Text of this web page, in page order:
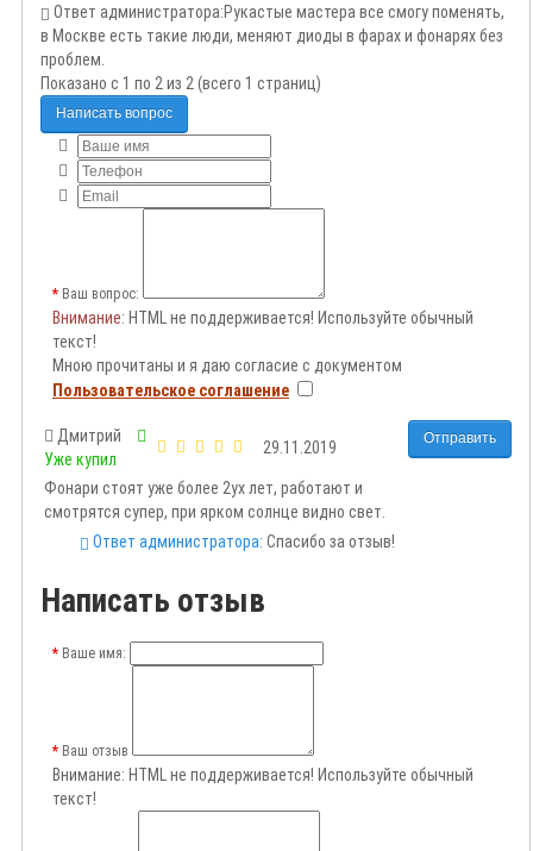
Ответ администратора:Рукастые мастера все смогу поменять,
в Москве есть такие люди, меняют диоды в фарах и фонарях без
проблем.
Показано с 1 по 2 из 2 (всего 1 страниц)
Написать вопрос
Ваш вопрос:
Внимание: HTML не поддерживается! Используйте обычный
текст!
Мною прочитаны и я даю согласие с документом
Пользовательское соглашение
Отправить
Дмитрий
Уже купил
29.11.2019
Фонари стоят уже более 2ух лет, работают и
смотрятся супер, при ярком солнце видно свет.
Ответ администратора: Спасибо за отзыв!
Написать отзыв
Ваше имя:
Ваш отзыв
Внимание: HTML не поддерживается! Используйте обычный
текст!